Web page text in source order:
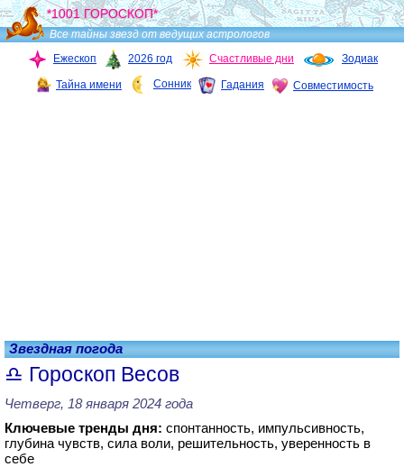
*1001 ГОРОСКОП*
Все тайны звезд от ведущих астрологов
Ежескоп
2026 год Счастливые дни Зодиак
Тайна имени Сонник Гадания Совместимость
Звездная погода
Гороскоп Весов
Четверг, 18 января 2024 года
Ключевые тренды дня: спонтанность, импульсивность,
глубина чувств, сила воли, решительность, уверенность в
себе